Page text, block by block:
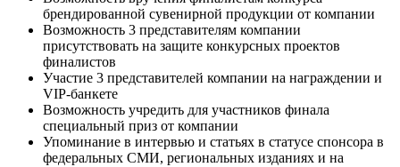
брендированной сувенирной продукции от компании
Возможность 3 представителям компании
присутствовать на защите конкурсных проектов
финалистов
Участие 3 представителей компании на награждении и
VIP-банкете
Возможность учредить для участников финала
специальный приз от компании
Упоминание в интервью и статьях в статусе спонсора в
федеральных СМИ, региональных изданиях и на